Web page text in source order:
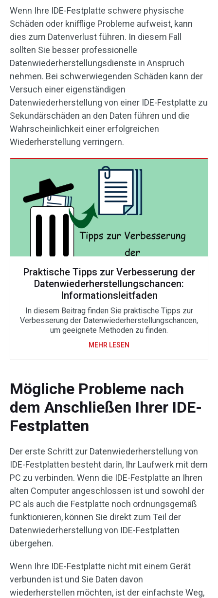
Wenn Ihre IDE-Festplatte schwere physische
Schäden oder knifflige Probleme aufweist, kann
dies zum Datenverlust führen. In diesem Fall
sollten Sie besser professionelle
Datenwiederherstellungsdienste in Anspruch
nehmen. Bei schwerwiegenden Schäden kann der
Versuch einer eigenständigen
Datenwiederherstellung von einer IDE-Festplatte zu
Sekundärschäden an den Daten führen und die
Wahrscheinlichkeit einer erfolgreichen
Wiederherstellung verringern.
Praktische Tipps zur Verbesserung der
Datenwiederherstellungschancen:
Informationsleitfaden
In diesem Beitrag finden Sie praktische Tipps zur
Verbesserung der Datenwiederherstellungschancen,
um geeignete Methoden zu finden.
MEHR LESEN
Mögliche Probleme nach
dem Anschließen Ihrer IDE-
Festplatten
Der erste Schritt zur Datenwiederherstellung von
IDE-Festplatten besteht darin, Ihr Laufwerk mit dem
PC zu verbinden. Wenn die IDE-Festplatte an Ihren
alten Computer angeschlossen ist und sowohl der
PC als auch die Festplatte noch ordnungsgemäß
funktionieren, können Sie direkt zum Teil der
Datenwiederherstellung von IDE-Festplatten
übergehen.
Wenn Ihre IDE-Festplatte nicht mit einem Gerät
verbunden ist und Sie Daten davon
wiederherstellen möchten, ist der einfachste Weg,